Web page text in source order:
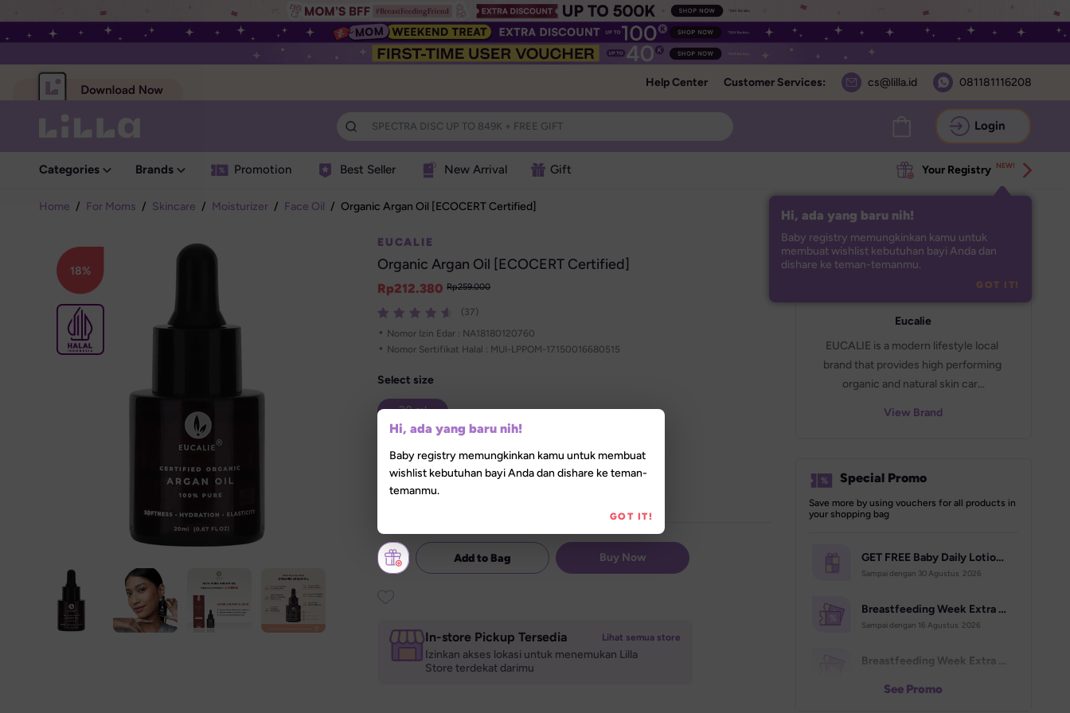
Help Center Customer Services: cs@lilla.id 081181116208
Login
Categories Brands Promotion Best Seller New Arrival Gift Your Registry NEW!
Hi, ada yang baru nih!
Baby registry memungkinkan kamu untuk
membuat wishlist kebutuhan bayi Anda dan
dishare ke teman-temanmu.
GOT IT!
Home / For Moms / Skincare / Moisturizer / Face Oil / Organic Argan Oil [ECOCERT Certified]
18%
EUCALIE
Organic Argan Oil [ECOCERT Certified]
Rp212.380 Rp259.000
(37)
• Nomor Izin Edar : NA18180120760
• Nomor Sertifikat Halal : MUI-LPPOM-17150016680515
Select size
20 ml
Set Quantity
Add to Bag Buy Now
In-store Pickup Tersedia Lihat semua store
Izinkan akses lokasi untuk menemukan Lilla
Store terdekat darimu
Eucalie
EUCALIE is a modern lifestyle local
brand that provides high performing
organic and natural skin car...
View Brand
Special Promo
Save more by using vouchers for all products in
your shopping bag
GET FREE Baby Daily Lotion 400ml | Campaign Aug
Sampai dengan 30 Agustus  2026
Breastfeeding Week Extra Voucher (70K)
Sampai dengan 16 Agustus  2026
See Promo
Hi, ada yang baru nih!
Baby registry memungkinkan kamu untuk membuat
wishlist kebutuhan bayi Anda dan dishare ke teman-
temanmu.
GOT IT!